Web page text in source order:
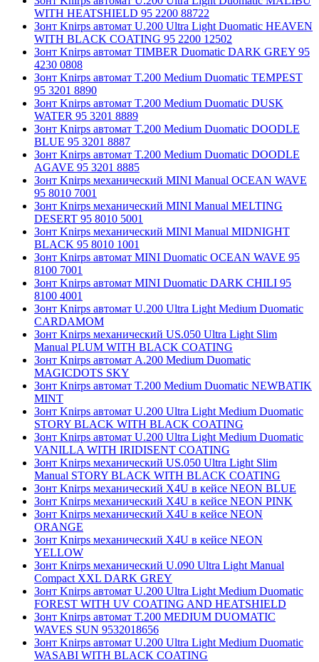
WITH HEATSHIELD 95 2200 88722
Зонт Knirps автомат U.200 Ultra Light Duomatic HEAVEN
WITH BLACK COATING 95 2200 12502
Зонт Knirps автомат TIMBER Duomatic DARK GREY 95
4230 0808
Зонт Knirps автомат T.200 Medium Duomatic TEMPEST
95 3201 8890
Зонт Knirps автомат T.200 Medium Duomatic DUSK
WATER 95 3201 8889
Зонт Knirps автомат T.200 Medium Duomatic DOODLE
BLUE 95 3201 8887
Зонт Knirps автомат T.200 Medium Duomatic DOODLE
AGAVE 95 3201 8885
Зонт Knirps механический MINI Manual OCEAN WAVE
95 8010 7001
Зонт Knirps механический MINI Manual MELTING
DESERT 95 8010 5001
Зонт Knirps механический MINI Manual MIDNIGHT
BLACK 95 8010 1001
Зонт Knirps автомат MINI Duomatic OCEAN WAVE 95
8100 7001
Зонт Knirps автомат MINI Duomatic DARK CHILI 95
8100 4001
Зонт Knirps автомат U.200 Ultra Light Medium Duomatic
CARDAMOM
Зонт Knirps механический US.050 Ultra Light Slim
Manual PLUM WITH BLACK COATING
Зонт Knirps автомат A.200 Medium Duomatic
MAGICDOTS SKY
Зонт Knirps автомат T.200 Medium Duomatic NEWBATIK
MINT
Зонт Knirps автомат U.200 Ultra Light Medium Duomatic
STORY BLACK WITH BLACK COATING
Зонт Knirps автомат U.200 Ultra Light Medium Duomatic
VANILLA WITH IRIDISENT COATING
Зонт Knirps механический US.050 Ultra Light Slim
Manual STORY BLACK WITH BLACK COATING
Зонт Knirps механический X4U в кейсе NEON BLUE
Зонт Knirps механический X4U в кейсе NEON PINK
Зонт Knirps механический X4U в кейсе NEON
ORANGE
Зонт Knirps механический X4U в кейсе NEON
YELLOW
Зонт Knirps механический U.090 Ultra Light Manual
Compact XXL DARK GREY
Зонт Knirps автомат U.200 Ultra Light Medium Duomatic
FOREST WITH UV COATING AND HEATSHIELD
Зонт Knirps автомат T.200 MEDIUM DUOMATIC
WAVES SUN 9532018656
Зонт Knirps автомат U.200 Ultra Light Medium Duomatic
WASABI WITH BLACK COATING